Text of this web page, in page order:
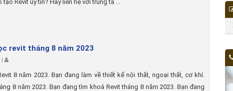
Revit uy tín? Hãy liên hệ với trung tâ ...
revit tháng 8 năm 2023
|
8 năm 2023. Bạn đang làm về thiết kế nội thất, ngoại thất, cơ khí.
8 năm 2023. Bạn đang tìm khoá Revit tháng 8 năm 2023. Bạn đang